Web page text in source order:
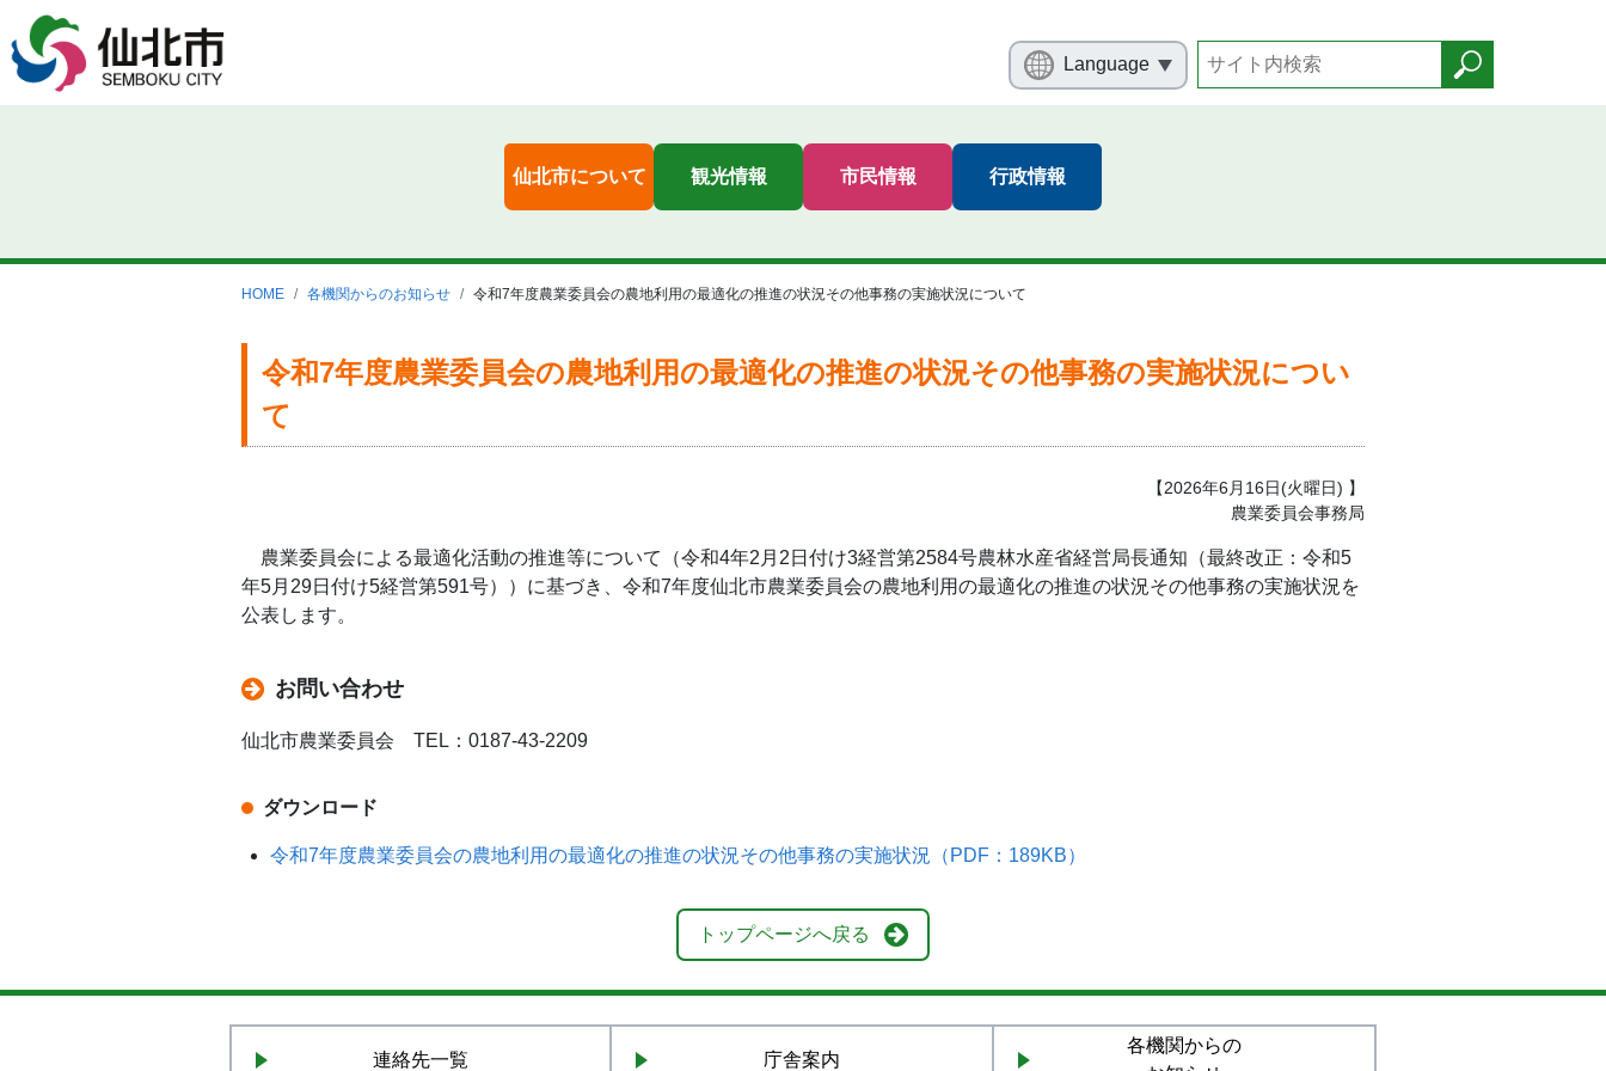
Language
仙北市について 観光情報 市民情報 行政情報
HOME 各機関からのお知らせ 令和7年度農業委員会の農地利用の最適化の推進の状況その他事務の実施状況について
令和7年度農業委員会の農地利用の最適化の推進の状況その他事務の実施状況につい
て
【2026年6月16日(火曜日) 】
農業委員会事務局
農業委員会による最適化活動の推進等について（令和4年2月2日付け3経営第2584号農林水産省経営局長通知（最終改正：令和5
年5月29日付け5経営第591号））に基づき、令和7年度仙北市農業委員会の農地利用の最適化の推進の状況その他事務の実施状況を
公表します。
お問い合わせ
仙北市農業委員会 TEL：0187-43-2209
ダウンロード
令和7年度農業委員会の農地利用の最適化の推進の状況その他事務の実施状況（PDF：189KB）
トップページへ戻る
連絡先一覧 庁舎案内
各機関からの